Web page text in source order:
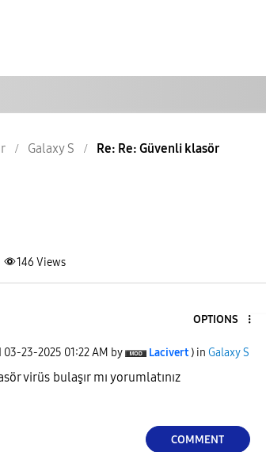
Galaxy S Re: Re: Güvenli klasör
146 Views
OPTIONS
‎03-23-2025 01:22 AM by Lacivert ) in Galaxy S
virüs bulaşır mı yorumlatınız
COMMENT